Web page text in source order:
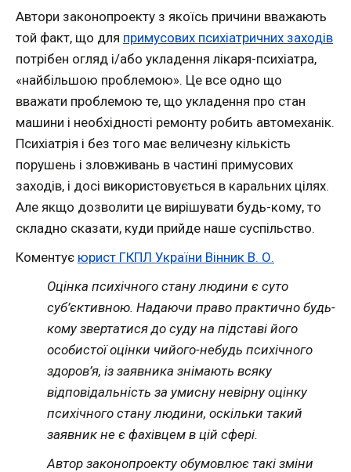
Автори законопроекту з якоїсь причини вважають
той факт, що для примусових психіатричних заходів
потрібен огляд і/або укладення лікаря-психіатра,
«найбільшою проблемою». Це все одно що
вважати проблемою те, що укладення про стан
машини і необхідності ремонту робить автомеханік.
Психіатрія і без того має величезну кількість
порушень і зловживань в частині примусових
заходів, і досі використовується в каральних цілях.
Але якщо дозволити це вирішувати будь-кому, то
складно сказати, куди прийде наше суспільство.
Коментує юрист ГКПЛ України Вінник В. О.
Оцінка психічного стану людини є суто
суб’єктивною. Надаючи право практично будь-
кому звертатися до суду на підставі його
особистої оцінки чийого-небудь психічного
здоров’я, із заявника знімають всяку
відповідальність за умисну невірну оцінку
психічного стану людини, оскільки такий
заявник не є фахівцем в цій сфері.
Автор законопроекту обумовлює такі зміни